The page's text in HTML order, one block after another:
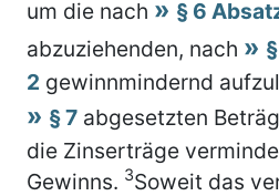
um die nach
§ 6
abzuziehenden, nach
2 gewinnmindernd
§ 7 abgesetzten
die Zinserträge
Gewinns. 3Soweit das